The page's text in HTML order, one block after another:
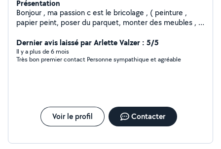
Présentation
Bonjour , ma passion c est le bricolage , ( peinture ,
papier peint, poser du parquet, monter des meubles , le
et j 'aime donner des coups de main ,
Dernier avis laissé par Arlette Valzer : 5/5
Il y a plus de 6 mois
Très bon premier contact Personne sympathique et agréable
Voir le profil Contacter